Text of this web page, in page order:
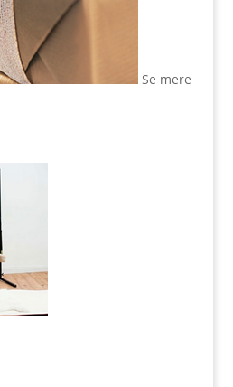
Se mere